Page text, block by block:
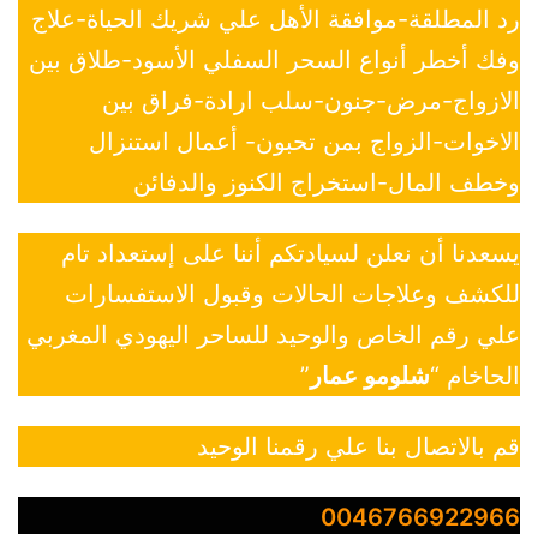
رد المطلقة-موافقة الأهل علي شريك الحياة-علاج
وفك أخطر أنواع السحر السفلي الأسود-طلاق بين
الازواج-مرض-جنون-سلب ارادة-فراق بين
الاخوات-الزواج بمن تحبون- أعمال استنزال
وخطف المال-استخراج الكنوز والدفائن
يسعدنا أن نعلن لسيادتكم أننا على إستعداد تام
للكشف وعلاجات الحالات وقبول الاستفسارات
علي رقم الخاص والوحيد للساحر اليهودي المغربي
الحاخام “شلومو عمار ”
قم بالاتصال بنا علي رقمنا الوحيد
0046766922966